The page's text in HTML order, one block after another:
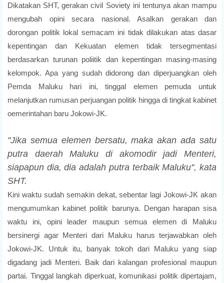
Dikatakan SHT, gerakan civil Soviety ini tentunya akan mampu
mengubah opini secara nasional. Asalkan gerakan dan
dorongan politik lokal semacam ini tidak dilakukan atas dasar
kepentingan dan Kekuatan elemen tidak tersegmentasi
berdasarkan turunan poliitik dan kepentingan masing-masing
kelompok. Apa yang sudah didorong dan diperjuangkan oleh
Pemda Maluku hari ini, tinggal elemen pemuda untuk
melanjutkan rumusan perjuangan politik hingga di tingkat kabinet
oemerintahan baru Jokowi-JK.
"Jika semua elemen bersatu, maka akan ada satu
putra daerah Maluku di akomodir jadi Menteri,
siapapun dia, dia adalah putra terbaik Maluku'', kata
SHT.
Kini waktu sudah semakin dekat, sebentar lagi Jokowi-JK akan
mengumumkan kabinet politik barunya. Dengan harapan sisa
waktu ini, opini leader maupun semua elemen di Maluku
bersinergi agar Menteri dari Maluku harus terjawabkan oleh
Jokowi-JK. Untuk itu, banyak tokoh dari Maluku yang siap
digadang jadi Menteri. Baik dari kalangan profesional maupun
partai. Tinggal langkah diperkuat, komunikasi politik dipertajam,